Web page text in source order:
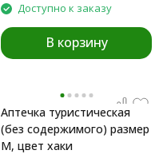
Доступно к заказу
В корзину
Аптечка туристическая
(без содержимого) размер
M, цвет хаки